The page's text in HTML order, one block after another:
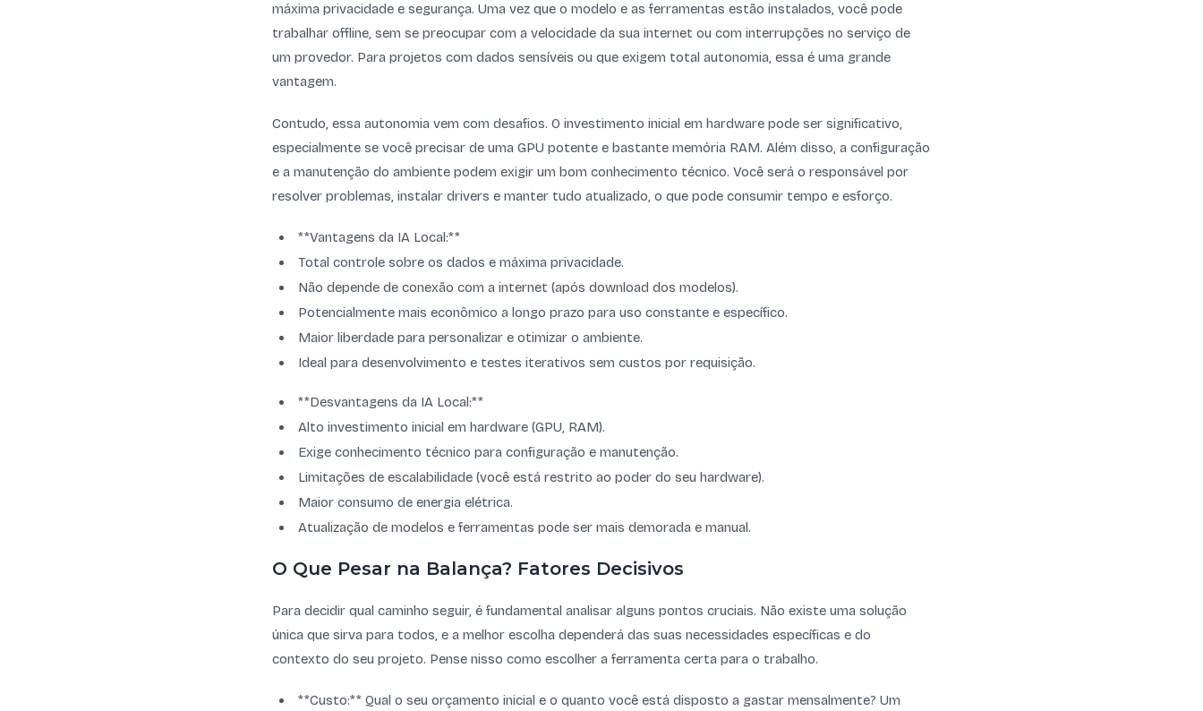
máxima privacidade e segurança. Uma vez que o modelo e as ferramentas estão instalados, você pode
trabalhar offline, sem se preocupar com a velocidade da sua internet ou com interrupções no serviço de
um provedor. Para projetos com dados sensíveis ou que exigem total autonomia, essa é uma grande
vantagem.
Contudo, essa autonomia vem com desafios. O investimento inicial em hardware pode ser significativo,
especialmente se você precisar de uma GPU potente e bastante memória RAM. Além disso, a configuração
e a manutenção do ambiente podem exigir um bom conhecimento técnico. Você será o responsável por
resolver problemas, instalar drivers e manter tudo atualizado, o que pode consumir tempo e esforço.
**Vantagens da IA Local:**
Total controle sobre os dados e máxima privacidade.
Não depende de conexão com a internet (após download dos modelos).
Potencialmente mais econômico a longo prazo para uso constante e específico.
Maior liberdade para personalizar e otimizar o ambiente.
Ideal para desenvolvimento e testes iterativos sem custos por requisição.
**Desvantagens da IA Local:**
Alto investimento inicial em hardware (GPU, RAM).
Exige conhecimento técnico para configuração e manutenção.
Limitações de escalabilidade (você está restrito ao poder do seu hardware).
Maior consumo de energia elétrica.
Atualização de modelos e ferramentas pode ser mais demorada e manual.
O Que Pesar na Balança? Fatores Decisivos
Para decidir qual caminho seguir, é fundamental analisar alguns pontos cruciais. Não existe uma solução
única que sirva para todos, e a melhor escolha dependerá das suas necessidades específicas e do
contexto do seu projeto. Pense nisso como escolher a ferramenta certa para o trabalho.
**Custo:** Qual o seu orçamento inicial e o quanto você está disposto a gastar mensalmente? Um